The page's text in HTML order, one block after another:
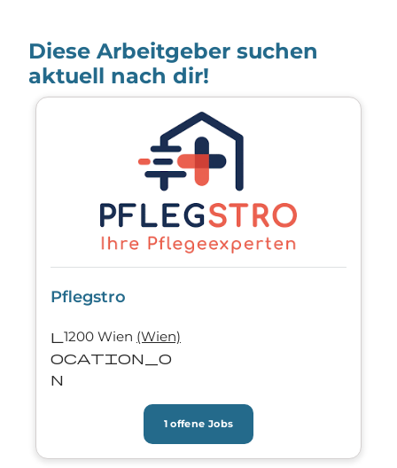
Diese Arbeitgeber suchen
aktuell nach dir!
Pflegstro
l
ocation_o
n
1200 Wien (Wien)
1 offene Jobs